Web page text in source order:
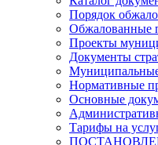
Порядок
Обжалованные
Проекты
Документы
Нормативные
Основные
Тарифы на